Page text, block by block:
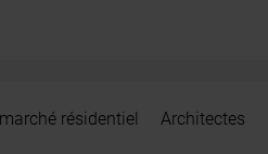
résidentiel Architectes